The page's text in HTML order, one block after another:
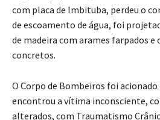
com placa de Imbituba, perdeu o
de escoamento de água, foi
de madeira com arames farpados e
concretos.
O Corpo de Bombeiros foi acionado
encontrou a vítima inconsciente,
alterados, com Traumatismo